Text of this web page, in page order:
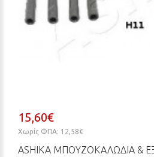
15,60€
Χωρίς ΦΠΑ: 12,58€
ASHIKA ΜΠΟΥΖΟΚΑΛΏΔΙΑ &